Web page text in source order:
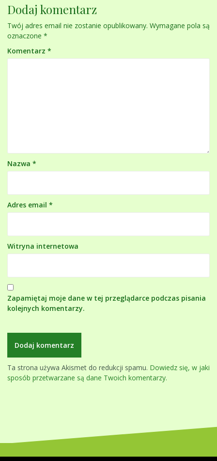
Dodaj komentarz
Twój adres email nie zostanie opublikowany. Wymagane pola są
oznaczone *
Komentarz *
Nazwa *
Adres email *
Witryna internetowa
Zapamiętaj moje dane w tej przeglądarce podczas pisania
kolejnych komentarzy.
Ta strona używa Akismet do redukcji spamu. Dowiedz się, w jaki
sposób przetwarzane są dane Twoich komentarzy.